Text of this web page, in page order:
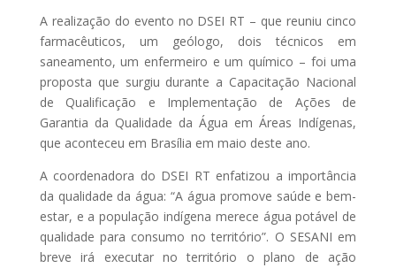
A realização do evento no DSEI RT – que reuniu cinco
farmacêuticos, um geólogo, dois técnicos em
saneamento, um enfermeiro e um químico – foi uma
proposta que surgiu durante a Capacitação Nacional
de Qualificação e Implementação de Ações de
Garantia da Qualidade da Água em Áreas Indígenas,
que aconteceu em Brasília em maio deste ano.
A coordenadora do DSEI RT enfatizou a importância
da qualidade da água: “A água promove saúde e bem-
estar, e a população indígena merece água potável de
qualidade para consumo no território”. O SESANI em
breve irá executar no território o plano de ação